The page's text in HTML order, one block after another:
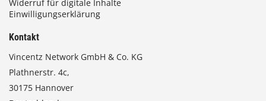
Widerruf für digitale Inhalte
Einwilligungserklärung
Kontakt
Vincentz Network GmbH & Co. KG
Plathnerstr. 4c,
30175 Hannover